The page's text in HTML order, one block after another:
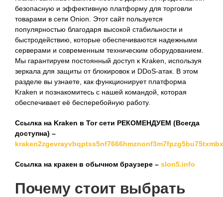
безопасную и эффективную платформу для торговли
товарами в сети Onion. Этот сайт пользуется
популярностью благодаря высокой стабильности и
быстродействию, которые обеспечиваются надежными
серверами и современным техническим оборудованием.
Мы гарантируем постоянный доступ к Kraken, используя
зеркала для защиты от блокировок и DDoS-атак. В этом
разделе вы узнаете, как функционирует платформа
Kraken и познакомитесь с нашей командой, которая
обеспечивает её бесперебойную работу.
Ссылка на Kraken в Tor сети РЕКОМЕНДУЕМ (Всегда
доступна) –
Ссылка на кракен в обычном браузере – slon5.info
Почему стоит выбрать